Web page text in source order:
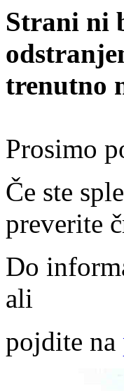
Strani ni
trenutno
Prosimo
Če ste
preverite
Do
ali
pojdite na